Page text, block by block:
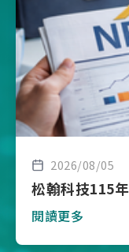
2026/08/05
松翰科技115
閱讀更多